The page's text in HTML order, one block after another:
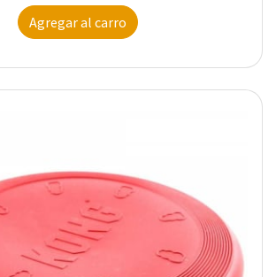
Agregar al carro